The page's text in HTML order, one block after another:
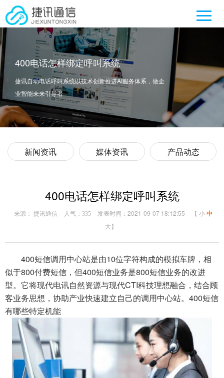
400电话怎样绑定呼叫系统
捷讯自动电话呼叫系统以技术创新推进AI服务体系，做企
业智能未来引导者
新闻资讯 媒体资讯 产品动态
400电话怎样绑定呼叫系统
来源： 捷讯通信 人气： 335 发表时间：2021-09-07 18:12:55 【 小中
大】
400短信调用中心站是由10位字符构成的模拟车牌，相
似于800付费短信，但400短信业务是800短信业务的改进
型。它将现代电讯自然资源与现代CTI科技理想融合，结合顾
客业务思想，协助产业快速建立自己的调用中心站。400短信
有哪些特定机能